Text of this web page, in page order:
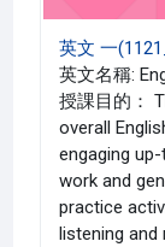
英文 一
英文名稱:
授課目的：
overall
engaging
work and
practice
listening and